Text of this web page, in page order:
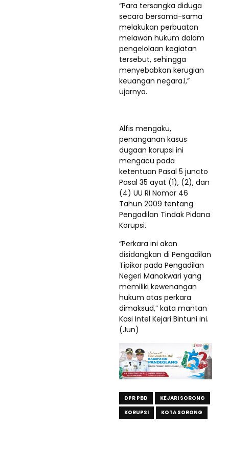
“Para tersangka diduga
secara bersama-sama
melakukan perbuatan
melawan hukum dalam
pengelolaan kegiatan
tersebut, sehingga
menyebabkan kerugian
keuangan negara.l,”
ujarnya.
Alfis mengaku,
penanganan kasus
dugaan korupsi ini
mengacu pada
ketentuan Pasal 5 juncto
Pasal 35 ayat (1), (2), dan
(4) UU RI Nomor 46
Tahun 2009 tentang
Pengadilan Tindak Pidana
Korupsi.
“Perkara ini akan
disidangkan di Pengadilan
Tipikor pada Pengadilan
Negeri Manokwari yang
memiliki kewenangan
hukum atas perkara
dimaksud,” kata mantan
Kasi Intel Kejari Bintuni ini.
(Jun)
DPR PBD
KEJARI SORONG
KORUPSI
KOTA SORONG